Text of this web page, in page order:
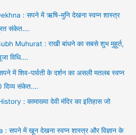
: सपने में ऋषि-मुनि देखना स्वप्न शास्त्र
संकेत….
Muhurat : राखी बांधने का सबसे शुभ मुहूर्त,
विधि….
में शिव-पार्वती के दर्शन का असली मतलब स्वप्न
दिव्य संकेत….
: कामाख्या देवी मंदिर का इतिहास जो
सपने में खून देखना स्वप्न शास्त्र और विज्ञान के